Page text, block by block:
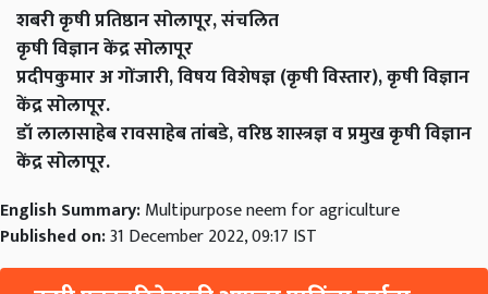
शबरी कृषी प्रतिष्ठान सोलापूर, संचलित
कृषी विज्ञान केंद्र सोलापूर
प्रदीपकुमार अ गोंजारी, विषय विशेषज्ञ (कृषी विस्तार), कृषी विज्ञान
केंद्र सोलापूर.
डॉ लालासाहेब रावसाहेब तांबडे, वरिष्ठ शास्त्रज्ञ व प्रमुख कृषी विज्ञान
केंद्र सोलापूर.
English Summary:Multipurpose neem for agriculture
Published on:31 December 2022, 09:17 IST